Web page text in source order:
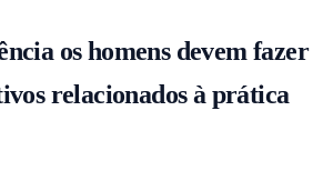
os homens devem fazer
relacionados à prática